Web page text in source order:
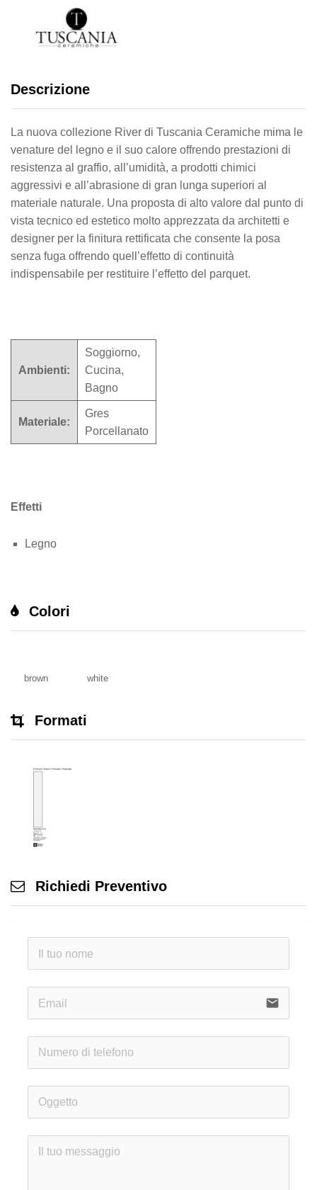
Descrizione
La nuova collezione River di Tuscania Ceramiche mima le
venature del legno e il suo calore offrendo prestazioni di
resistenza al graffio, all’umidità, a prodotti chimici
aggressivi e all’abrasione di gran lunga superiori al
materiale naturale. Una proposta di alto valore dal punto di
vista tecnico ed estetico molto apprezzata da architetti e
designer per la finitura rettificata che consente la posa
senza fuga offrendo quell’effetto di continuità
indispensabile per restituire l’effetto del parquet.
Ambienti:
Soggiorno,
Cucina,
Bagno
Materiale:
Gres
Porcellanato
Effetti
Legno
Colori
brown white
Formati
Richiedi Preventivo
email